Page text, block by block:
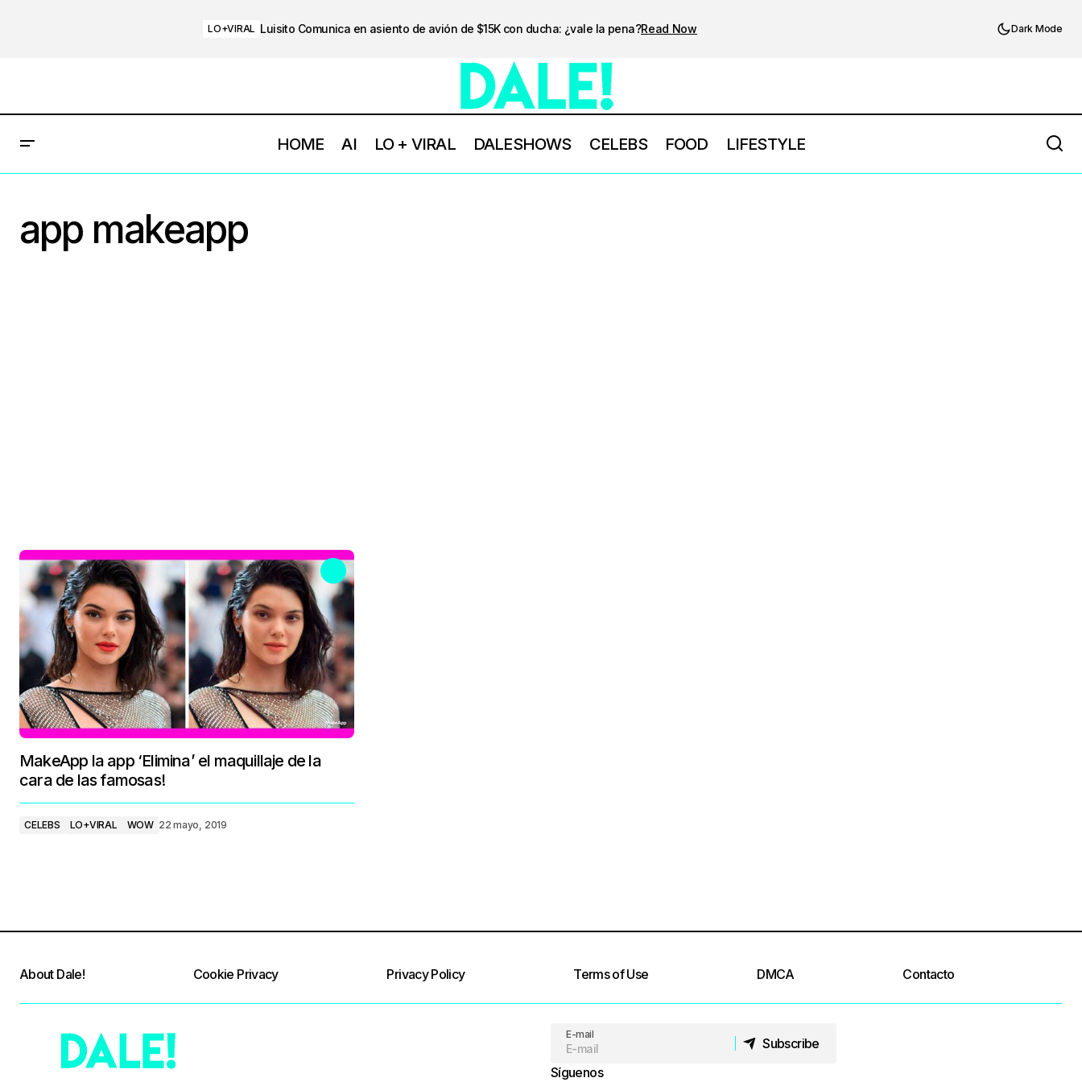
LO+VIRAL Luisito Comunica en asiento de avión de $15K con ducha: ¿vale la pena?Read Now Dark Mode
HOME AI LO + VIRAL DALESHOWS CELEBS FOOD LIFESTYLE
app makeapp
MakeApp la app ‘Elimina’ el maquillaje de la
cara de las famosas!
CELEBS LO+VIRAL WOW 22 mayo, 2019
About Dale! Cookie Privacy Privacy Policy Terms of Use DMCA Contacto
E-mail
Subscribe
Síguenos